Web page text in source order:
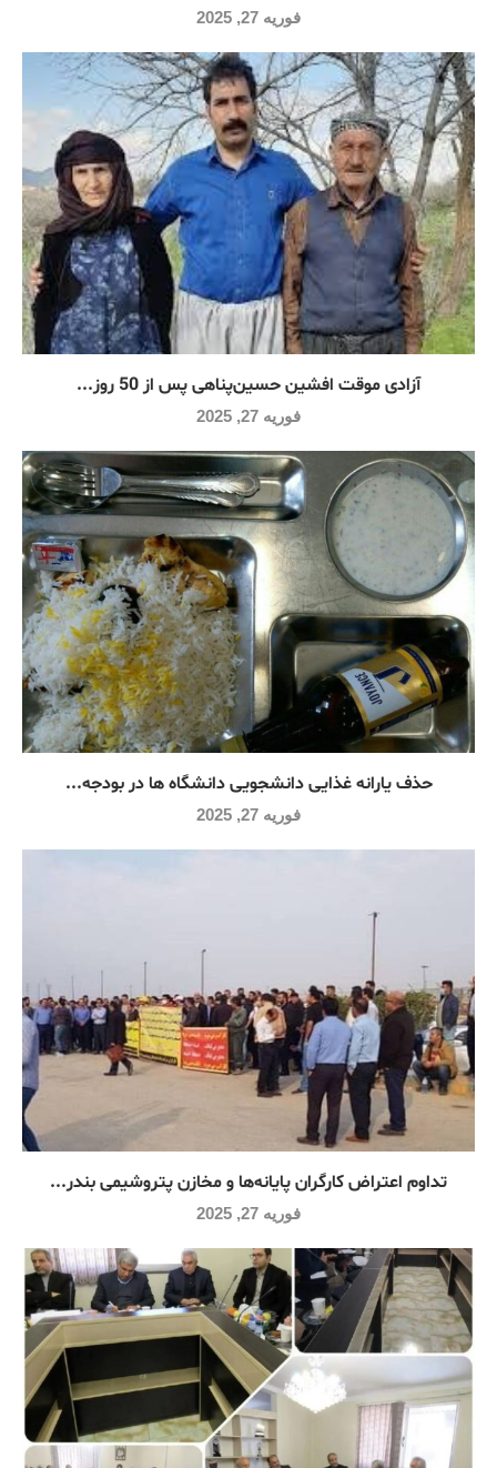
فوریه 27, 2025
آزادی موقت افشین حسین‌پناهی پس از 50 روز...
فوریه 27, 2025
حذف یارانه غذایی دانشجویی دانشگاه ها در بودجه...
فوریه 27, 2025
تداوم اعتراض کارگران پایانه‌ها و مخازن پتروشیمی بندر...
فوریه 27, 2025